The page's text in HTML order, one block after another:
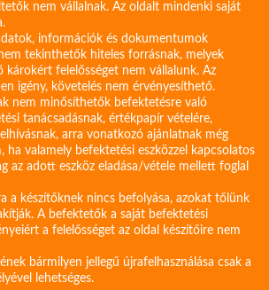
nem vállalnak. Az oldalt mindenki saját
információk és dokumentumok
tekinthetők hiteles forrásnak, melyek
károkért felelősséget nem vállalunk. Az
igény, követelés nem érvényesíthető.
nem minősíthetők befektetésre való
tanácsadásnak, értékpapír vételére,
arra vonatkozó ajánlatnak még
ha valamely befektetési eszközzel kapcsolatos
az adott eszköz eladása/vétele mellett foglal
a készítőknek nincs befolyása, azokat tőlünk
A befektetők a saját befektetési
a felelősséget az oldal készítőire nem
bármilyen jellegű újrafelhasználása csak a
lehetséges.